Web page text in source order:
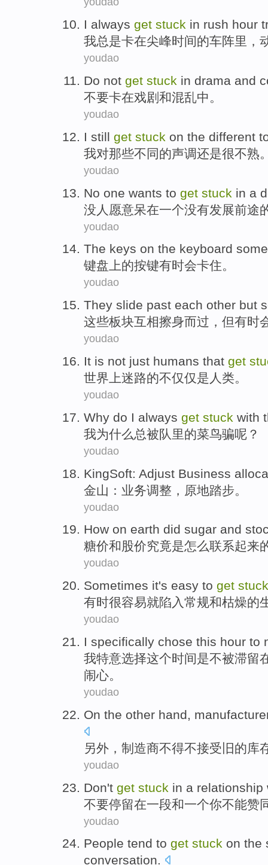
I always get stuck in rush hour
我总是卡在尖峰时间的车阵里，
youdao
Do not get stuck in drama and
不要卡在戏剧和混乱中。
youdao
I still get stuck on the different
我对那些不同的声调还是很不熟
youdao
No one wants to get stuck in a
没 人 愿意呆在一个没有发展前途
youdao
The keys on the keyboard
键盘 上的按键有时会卡住。
youdao
They slide past each other but
这些板块互相擦身而过， 但有时
youdao
It is not just humans that get
世界上迷路的不仅仅是 人类。
youdao
Why do I always get stuck with
我为什么总被队里的菜鸟骗呢？
youdao
KingSoft: Adjust Business
金山 ： 业务调整 ，原地踏步。
youdao
How on earth did sugar and
糖价和股价究竟是怎么联系起来
youdao
Sometimes it's easy to get stuck
有时很容易就陷入常规和枯燥的
youdao
I specifically chose this hour to
我特意选择这个时间是不被滞留
闹心。
youdao
On the other hand,
另外 ， 制造商不得不接受 旧 的库
youdao
Don't get stuck in a relationship
不要停留在一段和一个你不能赞
youdao
People tend to get stuck on the
conversation.